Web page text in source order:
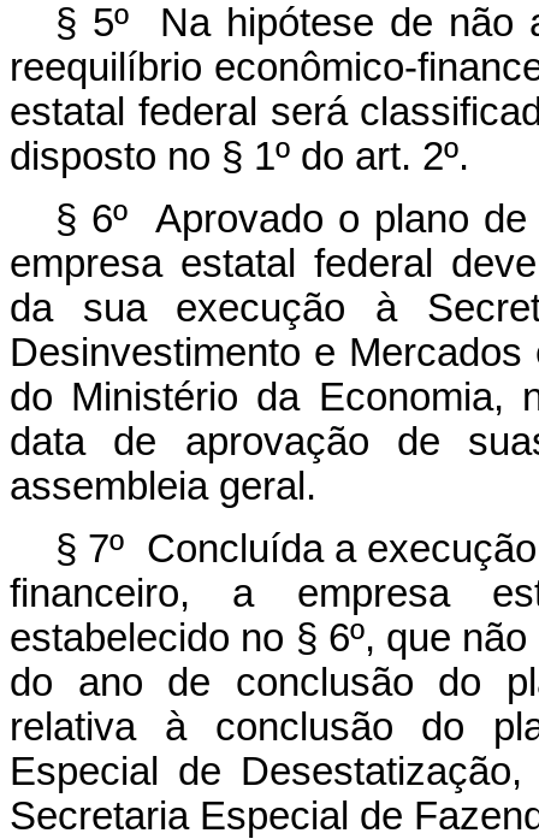
§ 5º Na hipótese de não
reequilíbrio econômico-
estatal federal será
disposto no § 1º do art. 2º.
§ 6º Aprovado o plano
empresa estatal federal
da sua execução à
Desinvestimento e
do Ministério da Economia,
data de aprovação de
assembleia geral.
§ 7º Concluída a
financeiro, a empresa
estabelecido no § 6º, que
do ano de conclusão do
relativa à conclusão do
Especial de
Secretaria Especial de